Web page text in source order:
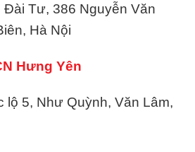
Đài Tư, 386 Nguyễn Văn
Hà Nội
Hưng Yên
lộ 5, Như Quỳnh, Văn Lâm,